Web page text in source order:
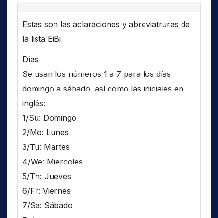
Estas son las aclaraciones y abreviatruras de
la lista EiBi
Días
Se usan los números 1 a 7 para los días
domingo a sábado, así como las iniciales en
inglés:
1/Su: Domingo
2/Mo: Lunes
3/Tu: Martes
4/We: Miercoles
5/Th: Jueves
6/Fr: Viernes
7/Sa: Sábado